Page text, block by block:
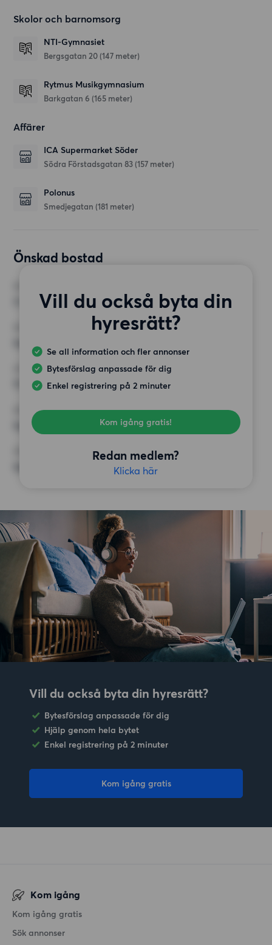
Skolor och barnomsorg
NTI-Gymnasiet
Bergsgatan 20 (147 meter)
Rytmus Musikgymnasium
Barkgatan 6 (165 meter)
Affärer
ICA Supermarket Söder
Södra Förstadsgatan 83 (157 meter)
Polonus
Smedjegatan (181 meter)
Önskad bostad
Vill du också byta din
hyresrätt?
Se all information och fler annonser
Bytesförslag anpassade för dig
Enkel registrering på 2 minuter
Kom igång gratis!
Redan medlem?
Klicka här
MINST ANTAL KVADRATMETER
HÖGSTA HYRA
11 000 kr
Inga speciella krav
ÖVRIGA PREFERENSER
Inga speciella preferenser
Vill du också byta din hyresrätt?
Bytesförslag anpassade för dig
Hjälp genom hela bytet
Enkel registrering på 2 minuter
Kom igång gratis
Kom igång
Kom igång gratis
Sök annonser